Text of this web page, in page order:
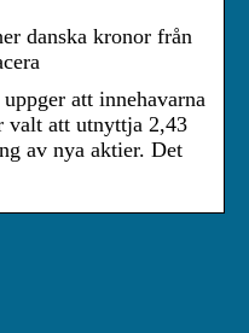
danska kronor från
att innehavarna
valt att utnyttja 2,43
av nya aktier. Det